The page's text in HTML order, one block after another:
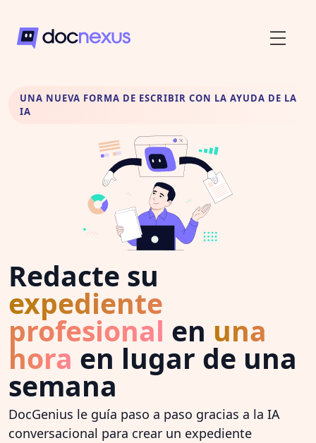
UNA NUEVA FORMA DE ESCRIBIR CON LA AYUDA DE LA
IA
Redacte su
expediente
profesional en una
hora en lugar de una
semana
DocGenius le guía paso a paso gracias a la IA
conversacional para crear un expediente